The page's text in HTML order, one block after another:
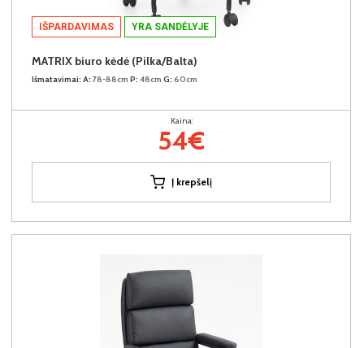
IŠPARDAVIMAS YRA SANDĖLYJE
MATRIX biuro kėdė (Pilka/Balta)
Išmatavimai: A: 78-88cm P: 48cm G: 60cm
Kaina:
54€
Į krepšelį